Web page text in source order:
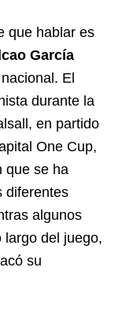
que hablar es
García
El
durante la
en partido
One Cup,
que se ha
diferentes
algunos
largo del juego,
su